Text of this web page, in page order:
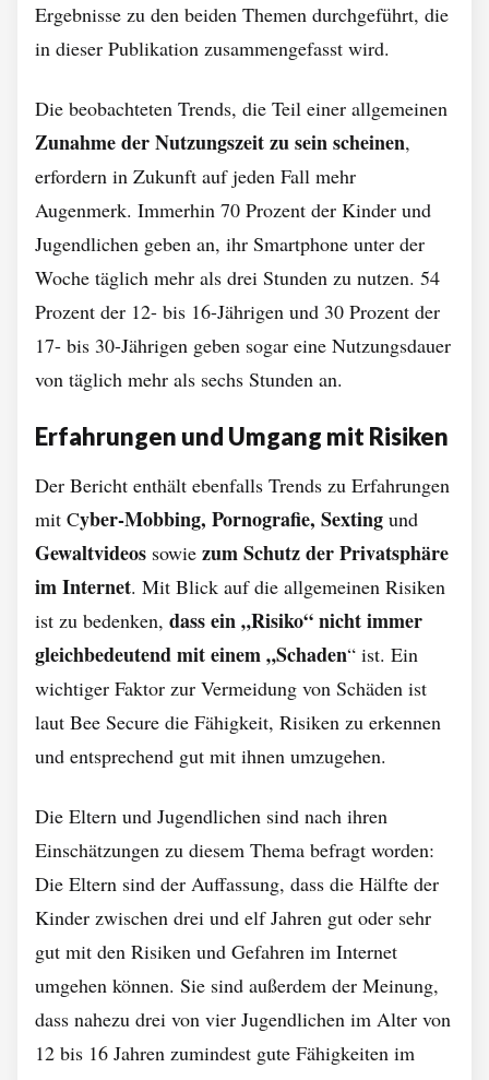
Ergebnisse zu den beiden Themen durchgeführt, die
in dieser Publikation zusammengefasst wird.
Die beobachteten Trends, die Teil einer allgemeinen
Zunahme der Nutzungszeit zu sein scheinen,
erfordern in Zukunft auf jeden Fall mehr
Augenmerk. Immerhin 70 Prozent der Kinder und
Jugendlichen geben an, ihr Smartphone unter der
Woche täglich mehr als drei Stunden zu nutzen. 54
Prozent der 12- bis 16-Jährigen und 30 Prozent der
17- bis 30-Jährigen geben sogar eine Nutzungsdauer
von täglich mehr als sechs Stunden an.
Erfahrungen und Umgang mit Risiken
Der Bericht enthält ebenfalls Trends zu Erfahrungen
mit Cyber-Mobbing, Pornografie, Sexting und
Gewaltvideos sowie zum Schutz der Privatsphäre
im Internet. Mit Blick auf die allgemeinen Risiken
ist zu bedenken, dass ein „Risiko“ nicht immer
gleichbedeutend mit einem „Schaden“ ist. Ein
wichtiger Faktor zur Vermeidung von Schäden ist
laut Bee Secure die Fähigkeit, Risiken zu erkennen
und entsprechend gut mit ihnen umzugehen.
Die Eltern und Jugendlichen sind nach ihren
Einschätzungen zu diesem Thema befragt worden:
Die Eltern sind der Auffassung, dass die Hälfte der
Kinder zwischen drei und elf Jahren gut oder sehr
gut mit den Risiken und Gefahren im Internet
umgehen können. Sie sind außerdem der Meinung,
dass nahezu drei von vier Jugendlichen im Alter von
12 bis 16 Jahren zumindest gute Fähigkeiten im